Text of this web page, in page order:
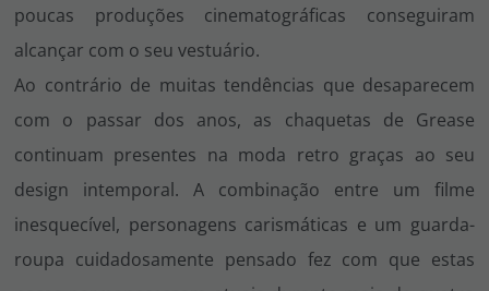
poucas produções cinematográficas conseguiram
alcançar com o seu vestuário.
Ao contrário de muitas tendências que desaparecem
com o passar dos anos, as chaquetas de Grease
continuam presentes na moda retro graças ao seu
design intemporal. A combinação entre um filme
inesquecível, personagens carismáticas e um guarda-
roupa cuidadosamente pensado fez com que estas